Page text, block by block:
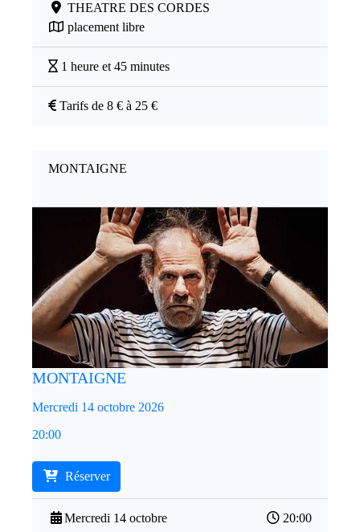
THEATRE DES CORDES
placement libre
1 heure et 45 minutes
Tarifs de 8 € à 25 €
MONTAIGNE
MONTAIGNE
Mercredi 14 octobre 2026
20:00
Réserver
Mercredi 14 octobre 20:00